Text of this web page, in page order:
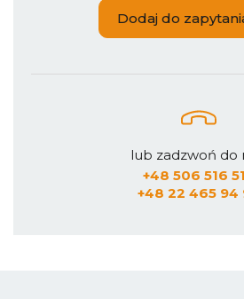
Dodaj do
lub zadzwoń do
+48 506 516
+48 22 465 94